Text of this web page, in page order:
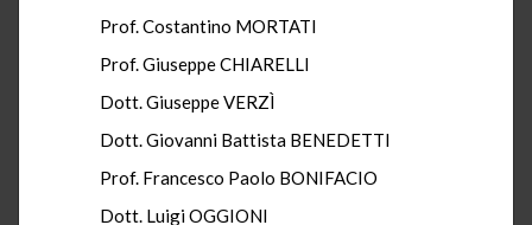
Prof. Costantino MORTATI
Prof. Giuseppe CHIARELLI
Dott. Giuseppe VERZÌ
Dott. Giovanni Battista BENEDETTI
Prof. Francesco Paolo BONIFACIO
Dott. Luigi OGGIONI